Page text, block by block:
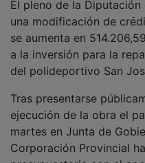
una modificación de
se aumenta en
a la inversión para la
del polideportivo San
ejecución de la obra el
martes en Junta de
Corporación Provincial
presupuestaria con el